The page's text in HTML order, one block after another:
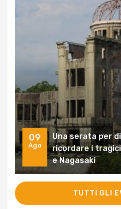
09
Ago
Una serata per
ricordare i
e Nagasaki
TUTTI GLI